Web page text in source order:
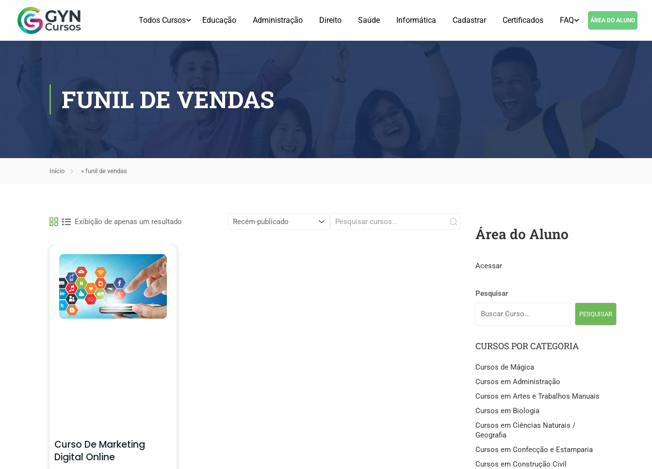
Todos Cursos Educação Administração Direito Saúde Informática Cadastrar Certificados FAQ ÁREA DO ALUNO
FUNIL DE VENDAS
Início » funil de vendas
Exibição de apenas um resultado
Curso De Marketing
Digital Online
Área do Aluno
Acessar
Pesquisar
PESQUISAR
CURSOS POR CATEGORIA
Cursos de Mágica
Cursos em Administração
Cursos em Artes e Trabalhos Manuais
Cursos em Biologia
Cursos em Ciências Naturais /
Geografia
Cursos em Confecção e Estamparia
Cursos em Construção Civil